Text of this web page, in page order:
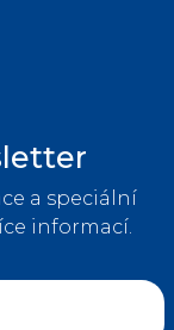
a speciální
informací.